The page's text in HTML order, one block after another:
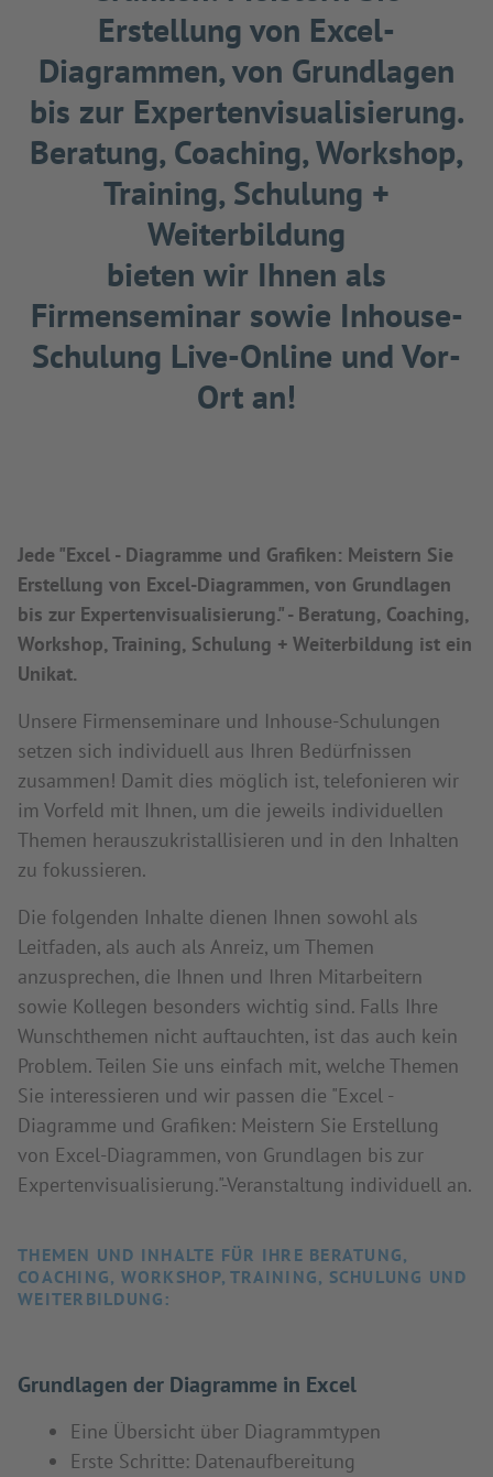
Erstellung von Excel-
Diagrammen, von Grundlagen
bis zur Expertenvisualisierung.
Beratung, Coaching, Workshop,
Training, Schulung +
Weiterbildung
bieten wir Ihnen als
Firmenseminar sowie Inhouse-
Schulung Live-Online und Vor-
Ort an!
Jede "Excel - Diagramme und Grafiken: Meistern Sie
Erstellung von Excel-Diagrammen, von Grundlagen
bis zur Expertenvisualisierung." - Beratung, Coaching,
Workshop, Training, Schulung + Weiterbildung ist ein
Unikat.
Unsere Firmenseminare und Inhouse-Schulungen
setzen sich individuell aus Ihren Bedürfnissen
zusammen! Damit dies möglich ist, telefonieren wir
im Vorfeld mit Ihnen, um die jeweils individuellen
Themen herauszukristallisieren und in den Inhalten
zu fokussieren.
Die folgenden Inhalte dienen Ihnen sowohl als
Leitfaden, als auch als Anreiz, um Themen
anzusprechen, die Ihnen und Ihren Mitarbeitern
sowie Kollegen besonders wichtig sind. Falls Ihre
Wunschthemen nicht auftauchten, ist das auch kein
Problem. Teilen Sie uns einfach mit, welche Themen
Sie interessieren und wir passen die "Excel -
Diagramme und Grafiken: Meistern Sie Erstellung
von Excel-Diagrammen, von Grundlagen bis zur
Expertenvisualisierung."-Veranstaltung individuell an.
THEMEN UND INHALTE FÜR IHRE BERATUNG,
COACHING, WORKSHOP, TRAINING, SCHULUNG UND
WEITERBILDUNG:
Grundlagen der Diagramme in Excel
Eine Übersicht über Diagrammtypen
Erste Schritte: Datenaufbereitung